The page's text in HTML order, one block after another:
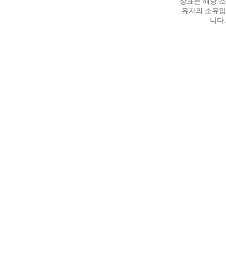
유자의 소유입
니다.